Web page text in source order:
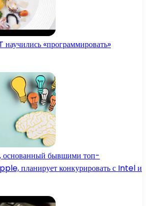
«программировать»
основанный бывшими топ-
планирует конкурировать с Intel и